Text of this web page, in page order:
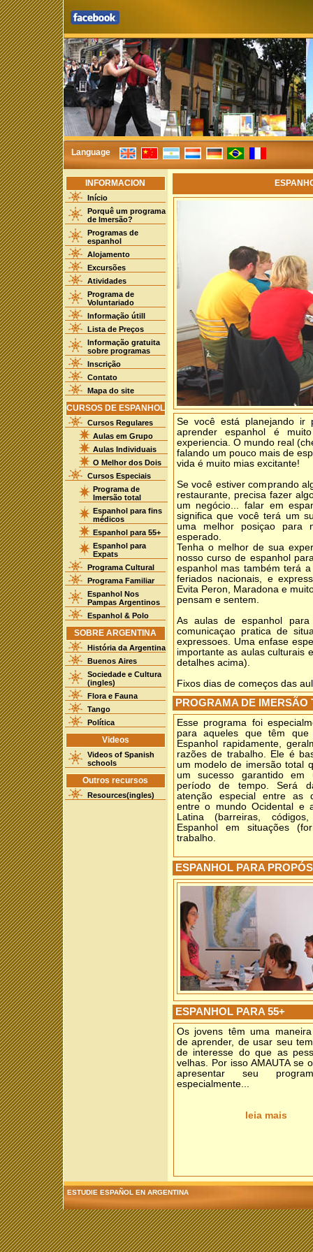
Language
INFORMACION
Início
Porquê um programa
de Imersão?
Programas de
espanhol
Alojamento
Excursões
Atividades
Programa de
Voluntariado
Informação útill
Lista de Preços
Informação gratuita
sobre programas
Inscrição
Contato
Mapa do site
CURSOS DE ESPANHOL
Cursos Regulares
Aulas em Grupo
Aulas Individuais
O Melhor dos Dois
Cursos Especiais
Programa de
Imersão total
Espanhol para fins
médicos
Espanhol para 55+
Espanhol para
Expats
Programa Cultural
Programa Familiar
Espanhol Nos
Pampas Argentinos
Espanhol & Polo
SOBRE ARGENTINA
História da Argentina
Buenos Aires
Sociedade e Cultura
(ingles)
Flora e Fauna
Tango
Política
Videos
Videos of Spanish
schools
Outros recursos
Resources(ingles)
Se você está planejando ir
aprender espanhol é
experiencia. O mundo real
falando um pouco mais de
vida é muito mias excitante!
Se você estiver comprando
restaurante, precisa fazer
um negócio... falar em
significa que você terá um
uma melhor posiçao para
esperado.
Tenha o melhor de sua
nosso curso de espanhol
espanhol mas também terá
feriados nacionais, e
Evita Peron, Maradona e
pensam e sentem.
As aulas de espanhol
comunicaçao pratica de
expressoes. Uma enfase
importante as aulas culturais
detalhes acima).
Fixos dias de começos das
PROGRAMA DE IMERSÃO
Esse programa foi
para aqueles que têm que
Espanhol rapidamente,
razões de trabalho. Ele é
um modelo de imersão total
um sucesso garantido em
período de tempo. Será
atenção especial entre as
entre o mundo Ocidental e
Latina (barreiras,
Espanhol em situações
trabalho.
ESPANHOL PARA
ESPANHOL PARA 55+
Os jovens têm uma
de aprender, de usar seu
de interesse do que as
velhas. Por isso AMAUTA se
apresentar seu
especialmente...
leia mais
ESTUDIE ESPAÑOL EN ARGENTINA